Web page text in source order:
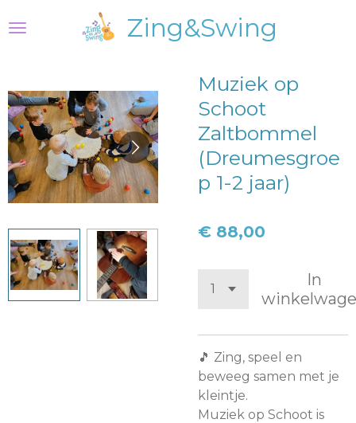
direct
hoofdinhoud
Zing&Swing
Muziek op
Schoot
Zaltbommel
(Dreumesgroe
p 1-2 jaar)
€ 88,00
In
🎵 Zing, speel en
beweeg samen met je
kleintje.
Muziek op Schoot is